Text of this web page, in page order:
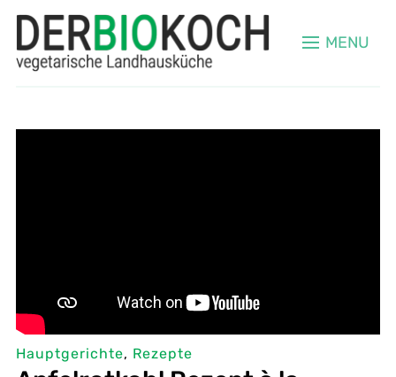
MENU
Hauptgerichte, Rezepte